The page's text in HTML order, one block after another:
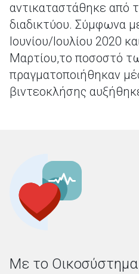
αντικαταστάθηκε από
διαδικτύου. Σύμφωνα
Ιουνίου/Ιουλίου 2020
Μαρτίου,το ποσοστό
πραγματοποιήθηκαν
βιντεοκλήσης
Με το Οικοσύστημα